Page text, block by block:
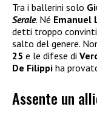
Tra i ballerini solo
Serale. Né Emanuel
detti troppo convinti
salto del genere.
25 e le difese di
De Filippi ha
Assente un